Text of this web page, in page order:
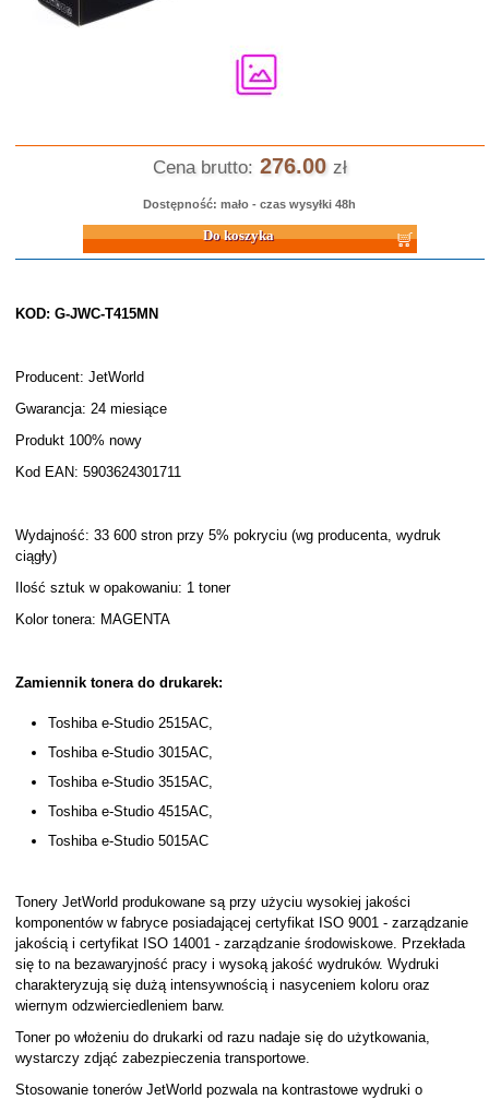
Cena brutto: 276.00 zł
Dostępność: mało - czas wysyłki 48h
Do koszyka
KOD: G-JWC-T415MN
Producent: JetWorld
Gwarancja: 24 miesiące
Produkt 100% nowy
Kod EAN: 5903624301711
Wydajność: 33 600 stron przy 5% pokryciu (wg producenta, wydruk
ciągły)
Ilość sztuk w opakowaniu: 1 toner
Kolor tonera: MAGENTA
Zamiennik tonera do drukarek:
Toshiba e-Studio 2515AC,
Toshiba e-Studio 3015AC,
Toshiba e-Studio 3515AC,
Toshiba e-Studio 4515AC,
Toshiba e-Studio 5015AC
Tonery JetWorld produkowane są przy użyciu wysokiej jakości
komponentów w fabryce posiadającej certyfikat ISO 9001 - zarządzanie
jakością i certyfikat ISO 14001 - zarządzanie środowiskowe. Przekłada
się to na bezawaryjność pracy i wysoką jakość wydruków. Wydruki
charakteryzują się dużą intensywnością i nasyceniem koloru oraz
wiernym odzwierciedleniem barw.
Toner po włożeniu do drukarki od razu nadaje się do użytkowania,
wystarczy zdjąć zabezpieczenia transportowe.
Stosowanie tonerów JetWorld pozwala na kontrastowe wydruki o